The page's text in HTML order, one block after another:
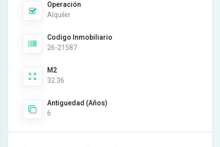
Operación
Alquiler
Codigo Inmobiliario
26-21587
M2
32.36
Antiguedad (Años)
6